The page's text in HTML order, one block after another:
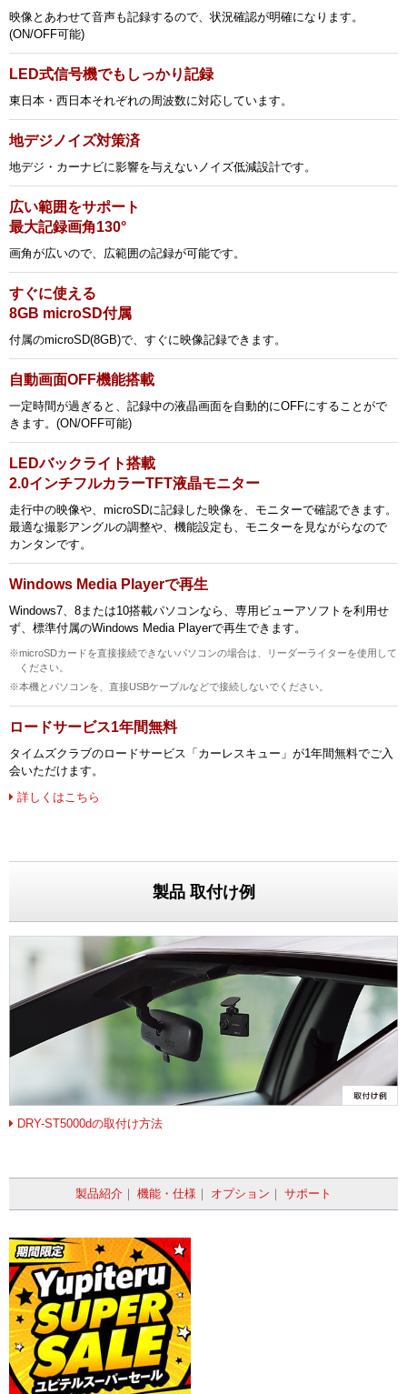
映像とあわせて音声も記録するので、状況確認が明確になります。
(ON/OFF可能)
LED式信号機でもしっかり記録
東日本・西日本それぞれの周波数に対応しています。
地デジノイズ対策済
地デジ・カーナビに影響を与えないノイズ低減設計です。
広い範囲をサポート
最大記録画角130°
画角が広いので、広範囲の記録が可能です。
すぐに使える
8GB microSD付属
付属のmicroSD(8GB)で、すぐに映像記録できます。
自動画面OFF機能搭載
一定時間が過ぎると、記録中の液晶画面を自動的にOFFにすることがで
きます。(ON/OFF可能)
LEDバックライト搭載
2.0インチフルカラーTFT液晶モニター
走行中の映像や、microSDに記録した映像を、モニターで確認できます。
最適な撮影アングルの調整や、機能設定も、モニターを見ながらなので
カンタンです。
Windows Media Playerで再生
Windows7、8または10搭載パソコンなら、専用ビューアソフトを利用せ
ず、標準付属のWindows Media Playerで再生できます。
※microSDカードを直接接続できないパソコンの場合は、リーダーライターを使用して
ください。
※本機とパソコンを、直接USBケーブルなどで接続しないでください。
ロードサービス1年間無料
タイムズクラブのロードサービス「カーレスキュー」が1年間無料でご入
会いただけます。
詳しくはこちら
製品 取付け例
DRY-ST5000dの取付け方法
製品紹介 ｜ 機能・仕様 ｜ オプション ｜ サポート